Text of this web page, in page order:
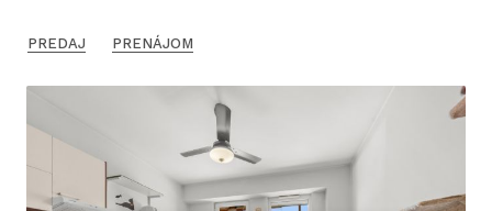
PREDAJ PRENÁJOM